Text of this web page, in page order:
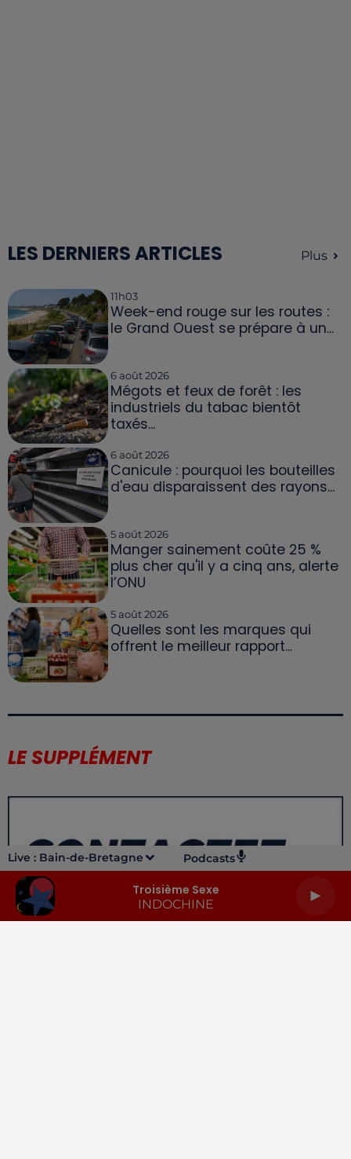
Live : Bain-de-Bretagne Podcasts
Troisième Sexe
INDOCHINE
LES DERNIERS ARTICLES Plus
11h03
Week-end rouge sur les routes :
le Grand Ouest se prépare à un...
6 août 2026
Mégots et feux de forêt : les
industriels du tabac bientôt
taxés...
6 août 2026
Canicule : pourquoi les bouteilles
d'eau disparaissent des rayons...
5 août 2026
Manger sainement coûte 25 %
plus cher qu'il y a cinq ans, alerte
l’ONU
5 août 2026
Quelles sont les marques qui
offrent le meilleur rapport...
LE SUPPLÉMENT